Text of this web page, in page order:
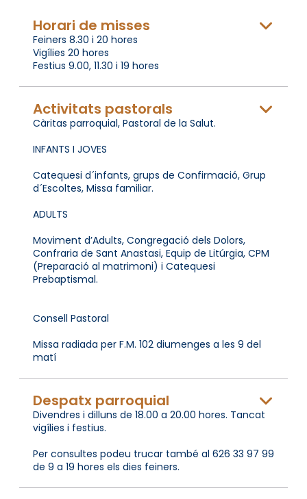
Horari de misses
Feiners 8.30 i 20 hores
Vigílies 20 hores
Festius 9.00, 11.30 i 19 hores
Activitats pastorals
Càritas parroquial, Pastoral de la Salut.
INFANTS I JOVES
Catequesi d´infants, grups de Confirmació, Grup
d´Escoltes, Missa familiar.
ADULTS
Moviment d’Adults, Congregació dels Dolors,
Confraria de Sant Anastasi, Equip de Litúrgia, CPM
(Preparació al matrimoni) i Catequesi
Prebaptismal.
Consell Pastoral
Missa radiada per F.M. 102 diumenges a les 9 del
matí
Despatx parroquial
Divendres i dilluns de 18.00 a 20.00 hores. Tancat
vigílies i festius.
Per consultes podeu trucar també al 626 33 97 99
de 9 a 19 hores els dies feiners.